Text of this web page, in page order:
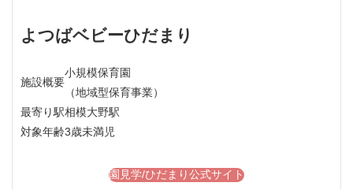
よつばベビーひだまり
施設概要
小規模保育園
（地域型保育事業）
最寄り駅相模大野駅
対象年齢3歳未満児
園見学/ひだまり公式サイト